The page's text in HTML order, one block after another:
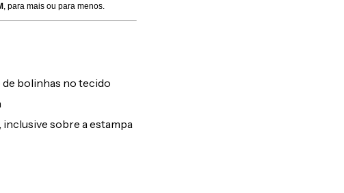
, para mais ou para menos.
bolinhas no tecido
inclusive sobre a estampa